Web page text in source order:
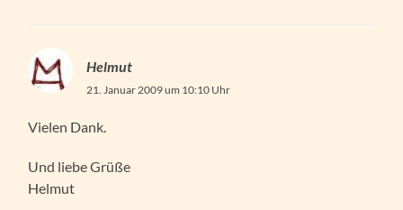
Helmut
21. Januar 2009 um 10:10 Uhr
Vielen Dank.
Und liebe Grüße
Helmut